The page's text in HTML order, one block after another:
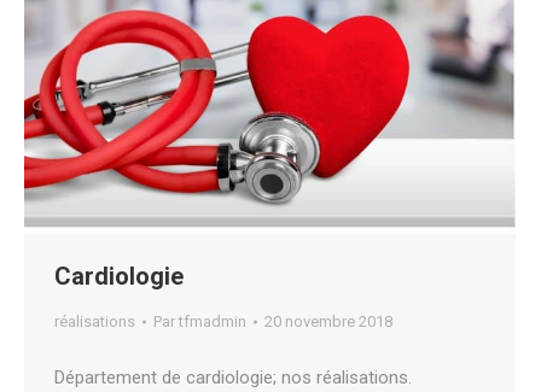
Cardiologie
réalisations Partfmadmin 20 novembre 2018
Département de cardiologie; nos réalisations.